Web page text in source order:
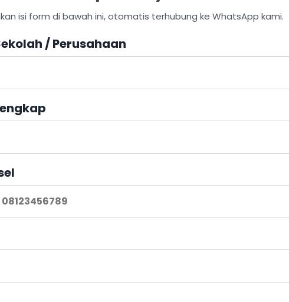
isi form di bawah ini, otomatis terhubung ke WhatsApp kami.
/ Perusahaan